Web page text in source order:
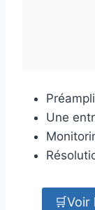
Préampli
Une